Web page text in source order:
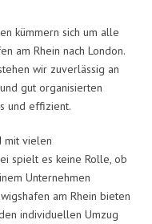
kümmern sich um alle
am Rhein nach London.
wir zuverlässig an
gut organisierten
und effizient.
mit vielen
spielt es keine Rolle, ob
Unternehmen
am Rhein bieten
individuellen Umzug